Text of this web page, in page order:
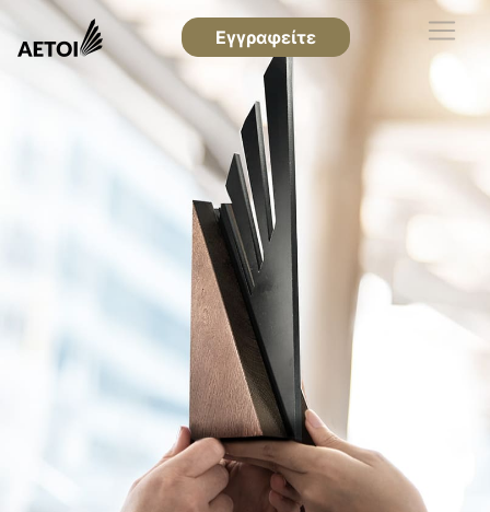
Εγγραφείτε